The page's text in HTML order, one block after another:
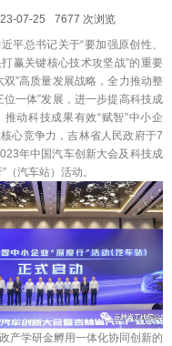
07-25 7677 次浏览
平总书记关于“要加强原创性、
赢关键核心技术攻坚战”的重要
双”高质量发展战略，全力推动整
位一体”发展，进一步提高科技成
动科技成果有效“赋智”中小企
心竞争力，吉林省人民政府于7
年中国汽车创新大会及科技成
（汽车站）活动。
产学研金孵用一体化协同创新的